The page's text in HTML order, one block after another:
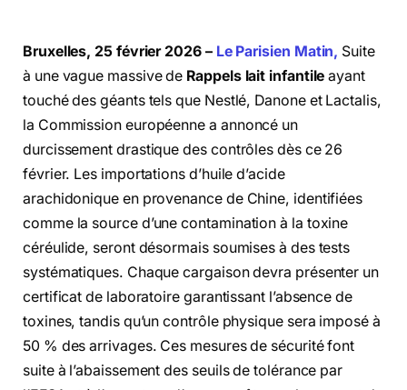
Bruxelles, 25 février 2026 – Le Parisien Matin, Suite
à une vague massive de Rappels lait infantile ayant
touché des géants tels que Nestlé, Danone et Lactalis,
la Commission européenne a annoncé un
durcissement drastique des contrôles dès ce 26
février. Les importations d’huile d’acide
arachidonique en provenance de Chine, identifiées
comme la source d’une contamination à la toxine
céréulide, seront désormais soumises à des tests
systématiques. Chaque cargaison devra présenter un
certificat de laboratoire garantissant l’absence de
toxines, tandis qu’un contrôle physique sera imposé à
50 % des arrivages. Ces mesures de sécurité font
suite à l’abaissement des seuils de tolérance par